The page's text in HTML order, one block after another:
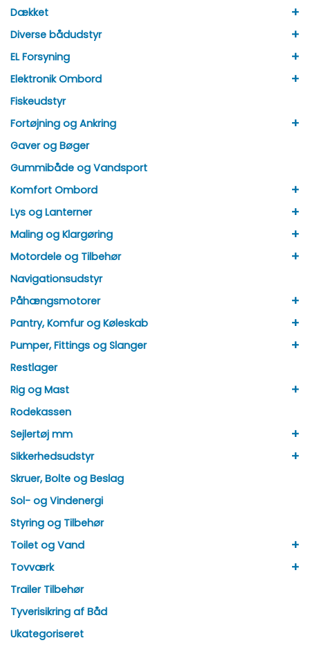
Dækket +
Diverse bådudstyr +
EL Forsyning +
Elektronik Ombord +
Fiskeudstyr
Fortøjning og Ankring
+
Gaver og Bøger
Gummibåde og Vandsport
Komfort Ombord
+
Lys og Lanterner +
Maling og Klargøring +
Motordele og Tilbehør +
Navigationsudstyr
Påhængsmotorer
+
Pantry, Komfur og Køleskab +
Pumper, Fittings og Slanger +
Restlager
Rig og Mast
+
Rodekassen
Sejlertøj mm
+
Sikkerhedsudstyr +
Skruer, Bolte og Beslag
Sol- og Vindenergi
Styring og Tilbehør
Toilet og Vand
+
Tovværk +
Trailer Tilbehør
Tyverisikring af Båd
Ukategoriseret